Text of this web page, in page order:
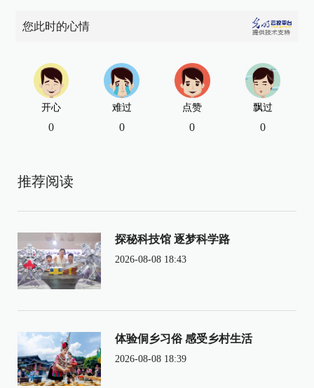
您此时的心情
开心
0
难过
0
点赞
0
飘过
0
推荐阅读
探秘科技馆 逐梦科学路
2026-08-08 18:43
体验侗乡习俗 感受乡村生活
2026-08-08 18:39